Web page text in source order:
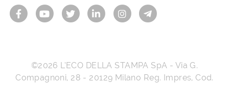
©2026 L’ECO DELLA STAMPA SpA - Via G.
Compagnoni, 28 - 20129 Milano Reg. Impres, Cod.